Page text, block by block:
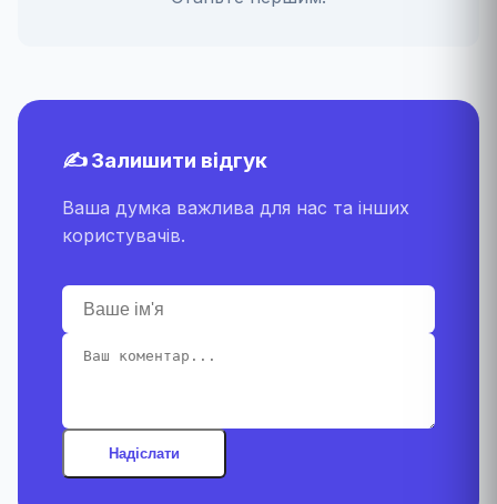
✍️ Залишити відгук
Ваша думка важлива для нас та інших
користувачів.
Надіслати